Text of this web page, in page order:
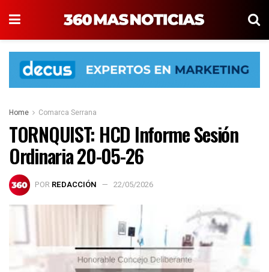
Home Comarca Serrana
TORNQUIST: HCD Informe Sesión
Ordinaria 20-05-26
POR REDACCIÓN 22/05/2026